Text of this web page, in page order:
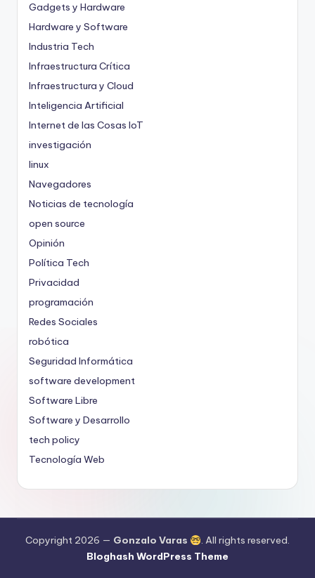
Gadgets y Hardware
Hardware y Software
Industria Tech
Infraestructura Crítica
Infraestructura y Cloud
Inteligencia Artificial
Internet de las Cosas IoT
investigación
linux
Navegadores
Noticias de tecnología
open source
Opinión
Política Tech
Privacidad
programación
Redes Sociales
robótica
Seguridad Informática
software development
Software Libre
Software y Desarrollo
tech policy
Tecnología Web
Copyright 2026 — Gonzalo Varas
. All rights reserved.
Bloghash WordPress Theme